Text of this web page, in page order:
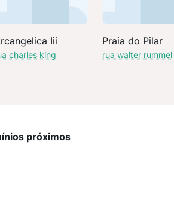
Iii
charles king
Praia do Pilar
rua walter rummel
próximos